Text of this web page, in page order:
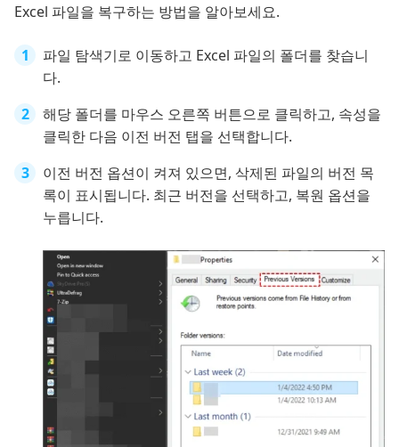
Excel 파일을 복구하는 방법을 알아보세요.
파일 탐색기로 이동하고 Excel 파일의 폴더를 찾습니
다.
해당 폴더를 마우스 오른쪽 버튼으로 클릭하고, 속성을
클릭한 다음 이전 버전 탭을 선택합니다.
이전 버전 옵션이 켜져 있으면, 삭제된 파일의 버전 목
록이 표시됩니다. 최근 버전을 선택하고, 복원 옵션을
누릅니다.